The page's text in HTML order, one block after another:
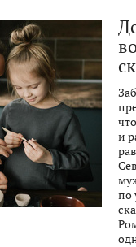
и
по